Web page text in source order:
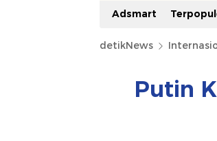
Adsmart
detikNews
Putin